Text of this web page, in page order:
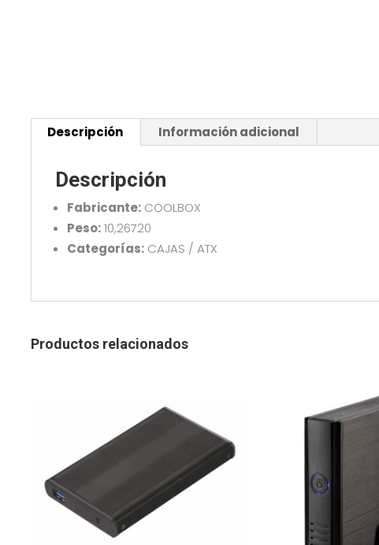
Descripción Información adicional
Descripción
Fabricante:COOLBOX
Peso:10,26720
Categorías:CAJAS / ATX
Productos relacionados